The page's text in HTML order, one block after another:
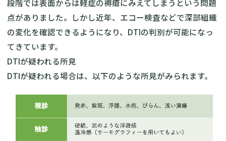
段階では表面からは軽症の褥瘡にみえてしまうという問題
点がありました。しかし近年、エコー検査などで深部組織
の変化を確認できるようになり、DTIの判別が可能になっ
てきています。
DTIが疑われる所見
DTIが疑われる場合は、以下のような所見がみられます。